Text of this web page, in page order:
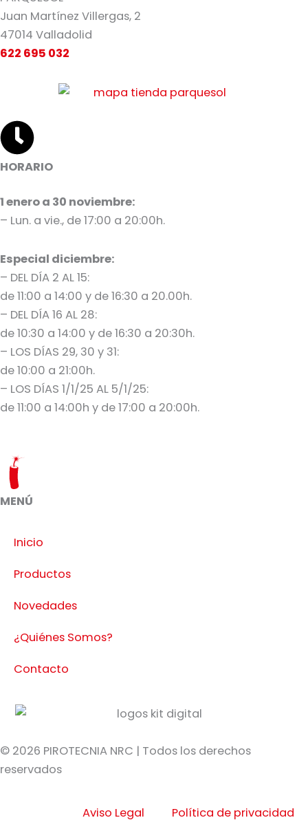
Juan Martínez Villergas, 2
47014 Valladolid
622 695 032
HORARIO
1 enero a 30 noviembre:
– Lun. a vie., de 17:00 a 20:00h.
Especial diciembre:
– DEL DÍA 2 AL 15:
de 11:00 a 14:00 y de 16:30 a 20.00h.
– DEL DÍA 16 AL 28:
de 10:30 a 14:00 y de 16:30 a 20:30h.
– LOS DÍAS 29, 30 y 31:
de 10:00 a 21:00h.
– LOS DÍAS 1/1/25 AL 5/1/25:
de 11:00 a 14:00h y de 17:00 a 20:00h.
MENÚ
Inicio
Productos
Novedades
¿Quiénes Somos?
Contacto
© 2026 PIROTECNIA NRC | Todos los derechos
reservados
Aviso Legal Política de privacidad